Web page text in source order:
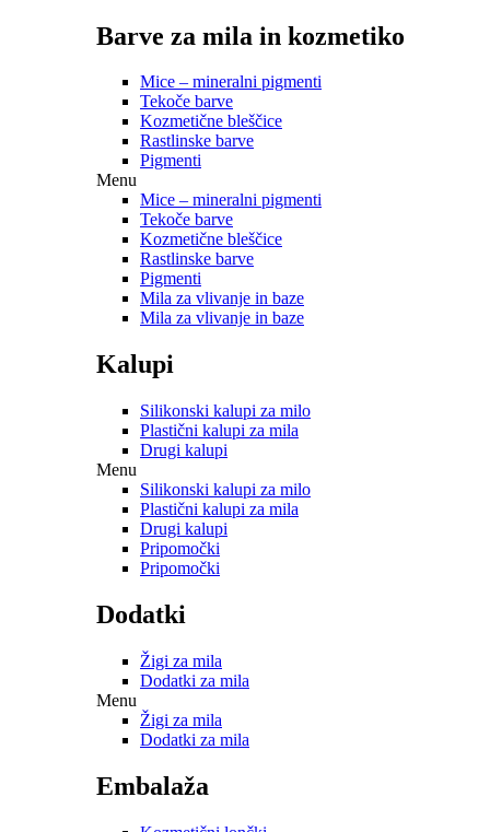
Barve za mila in kozmetiko
Mice – mineralni pigmenti
Tekoče barve
Kozmetične bleščice
Rastlinske barve
Pigmenti
Menu
Mice – mineralni pigmenti
Tekoče barve
Kozmetične bleščice
Rastlinske barve
Pigmenti
Mila za vlivanje in baze
Mila za vlivanje in baze
Kalupi
Silikonski kalupi za milo
Plastični kalupi za mila
Drugi kalupi
Menu
Silikonski kalupi za milo
Plastični kalupi za mila
Drugi kalupi
Pripomočki
Pripomočki
Dodatki
Žigi za mila
Dodatki za mila
Menu
Žigi za mila
Dodatki za mila
Embalaža